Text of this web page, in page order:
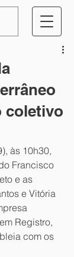
coletivo
às 10h30,
Francisco
e as
e Vitória
Registro,
com os